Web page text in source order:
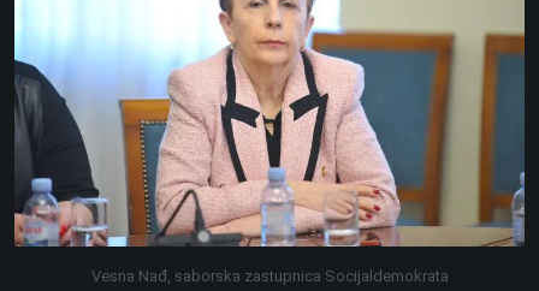
Vesna Nađ, saborska zastupnica Socijaldemokrata